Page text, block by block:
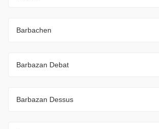
Barbachen
Barbazan Debat
Barbazan Dessus